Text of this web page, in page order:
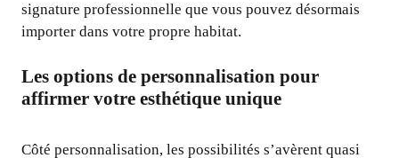
signature professionnelle que vous pouvez désormais
importer dans votre propre habitat.
Les options de personnalisation pour
affirmer votre esthétique unique
Côté personnalisation, les possibilités s’avèrent quasi